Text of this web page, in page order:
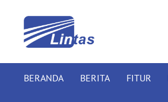
BERANDA BERITA FITUR